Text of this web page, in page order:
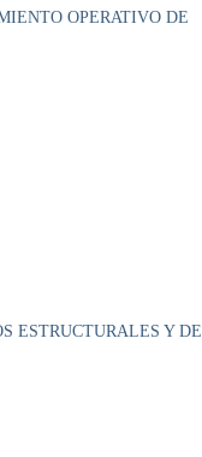
OPERATIVO DE
ESTRUCTURALES Y DE